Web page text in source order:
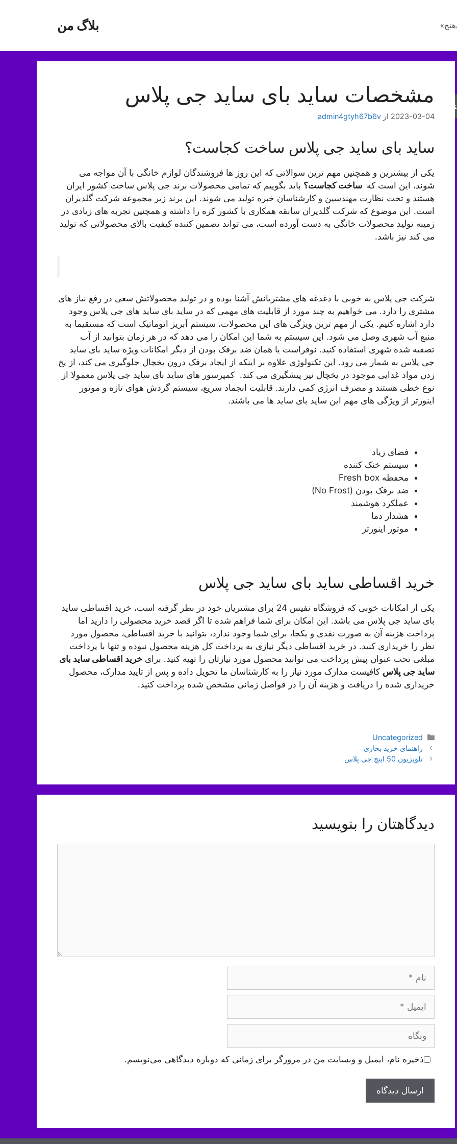
بلاگ من
مشخصات ساید بای ساید جی پلاس
2023-03-04 از admin4gtyh67b6v
ساید بای ساید جی پلاس ساخت کجاست؟
یکی از بیشترین و همچنین مهم ترین سوالاتی که این روز ها فروشندگان لوازم خانگی با آن مواجه می
شوند، این است که ساخت کجاست؟ باید بگوییم که تمامی محصولات برند جی پلاس ساخت کشور ایران
هستند و تحت نظارت مهندسین و کارشناسان خبره تولید می شوند. این برند زیر مجموعه شرکت گلدیران
است. این موضوع که شرکت گلدیران سابقه همکاری با کشور کره را داشته و همچنین تجربه های زیادی در
زمینه تولید محصولات خانگی به دست آورده است، می تواند تضمین کننده کیفیت بالای محصولاتی که تولید
می کند نیز باشد.
شرکت جی پلاس به خوبی با دغدغه های مشتریانش آشنا بوده و در تولید محصولاتش سعی در رفع نیاز های
مشتری را دارد. می خواهیم به چند مورد از قابلیت های مهمی که در ساید بای ساید های جی پلاس وجود
دارد اشاره کنیم. یکی از مهم ترین ویژگی های این محصولات، سیستم آبریز اتوماتیک است که مستقیما به
منبع آب شهری وصل می شود. این سیستم به شما این امکان را می دهد که در هر زمان بتوانید از آب
تصفیه شده شهری استفاده کنید. نوفراست یا همان ضد برفک بودن از دیگر امکانات ویژه ساید بای ساید
جی پلاس به شمار می رود. این تکنولوژی علاوه بر اینکه از ایجاد برفک درون یخچال جلوگیری می کند، از یخ
زدن مواد غذایی موجود در یخچال نیز پیشگیری می کند. کمپرسور های ساید بای ساید جی پلاس معمولا از
نوع خطی هستند و مصرف انرژی کمی دارند. قابلیت انجماد سریع، سیستم گردش هوای تازه و موتور
اینورتر از ویژگی های مهم این ساید بای ساید ها می باشند.
فضای زیاد
سیستم خنک کننده
محفظه Fresh box
ضد برفک بودن (No Frost)
عملکرد هوشمند
هشدار دما
موتور اینورتر
خرید اقساطی ساید بای ساید جی پلاس
یکی از امکانات خوبی که فروشگاه نفیس 24 برای مشتریان خود در نظر گرفته است، خرید اقساطی ساید
بای ساید جی پلاس می باشد. این امکان برای شما فراهم شده تا اگر قصد خرید محصولی را دارید اما
پرداخت هزینه آن به صورت نقدی و یکجا، برای شما وجود ندارد، بتوانید با خرید اقساطی، محصول مورد
نظر را خریداری کنید. در خرید اقساطی دیگر نیازی به پرداخت کل هزینه محصول نبوده و تنها با پرداخت
مبلغی تحت عنوان پیش پرداخت می توانید محصول مورد نیازتان را تهیه کنید. برای خرید اقساطی ساید بای
ساید جی پلاس کافیست مدارک مورد نیاز را به کارشناسان ما تحویل داده و پس از تایید مدارک، محصول
خریداری شده را دریافت و هزینه آن را در فواصل زمانی مشخص شده پرداخت کنید.
دسته‌ها
Uncategorized
ناوبری
نوشته‌ها
راهنمای خرید بخاری
تلویزیون 50 اینچ جی پلاس
دیدگاهتان را بنویسید
وبگاه
ذخیره نام، ایمیل و وبسایت من در مرورگر برای زمانی که دوباره دیدگاهی می‌نویسم.